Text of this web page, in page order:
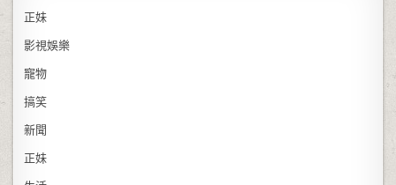
正妹
影視娛樂
寵物
搞笑
新聞
正妹